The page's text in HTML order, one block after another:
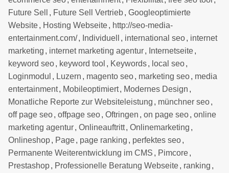
Future Sell
, Future Sell Vertrieb, Googleoptimierte
Website, Hosting Webseite, http://seo-media-
entertainment.com/, Individuell , international seo, internet
marketing , internet marketing agentur, Internetseite,
keyword seo, keyword tool , Keywords, local seo,
Loginmodul , Luzern , magento seo, marketing seo, media
entertainment, Mobileoptimiert, Modernes Design ,
Monatliche Reporte zur Websiteleistung , münchner seo,
off page seo, offpage seo, Oftringen , on page seo, online
marketing agentur, Onlineauftritt, Onlinemarketing ,
Onlineshop, Page, page ranking , perfektes seo,
Permanente Weiterentwicklung im CMS , Pimcore,
Prestashop, Professionelle Beratung Webseite, ranking ,